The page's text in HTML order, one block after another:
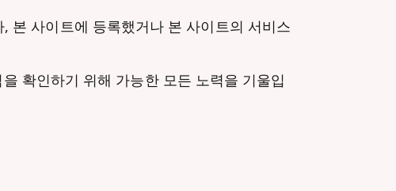
본 사이트에 등록했거나 본 사이트의 서비스
확인하기 위해 가능한 모든 노력을 기울입